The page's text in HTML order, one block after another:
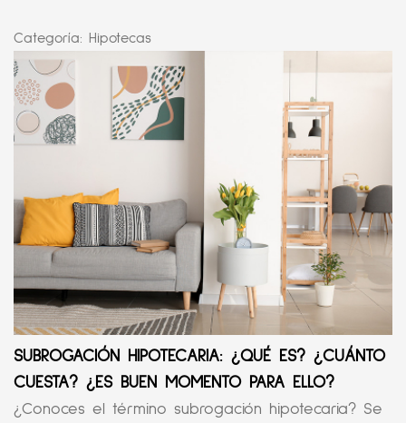
Categoría: Hipotecas
SUBROGACIÓN HIPOTECARIA: ¿QUÉ ES? ¿CUÁNTO
CUESTA? ¿ES BUEN MOMENTO PARA ELLO?
¿Conoces el término subrogación hipotecaria? Se